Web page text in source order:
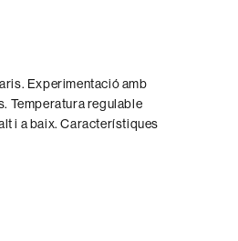
Experimentació amb
Temperatura regulable
i a baix. Característiques